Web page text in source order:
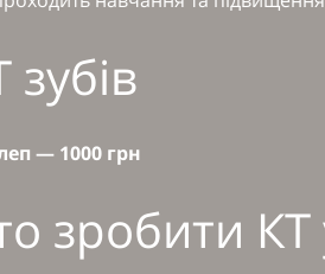
— 1000 грн
зробити КТ